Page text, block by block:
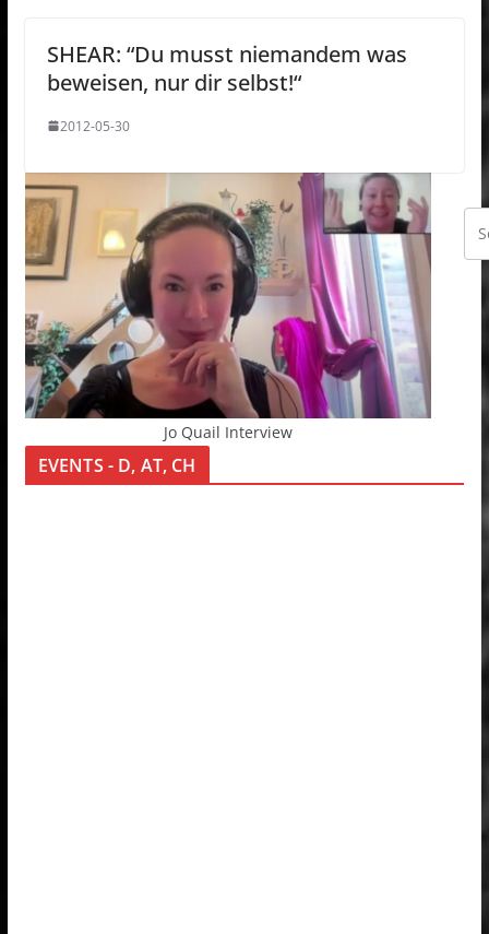
SHEAR: “Du musst niemandem was
beweisen, nur dir selbst!“
2012-05-30
Jo Quail Interview
EVENTS - D, AT, CH